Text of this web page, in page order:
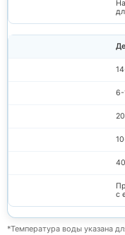
6-
с
*Температура воды указана